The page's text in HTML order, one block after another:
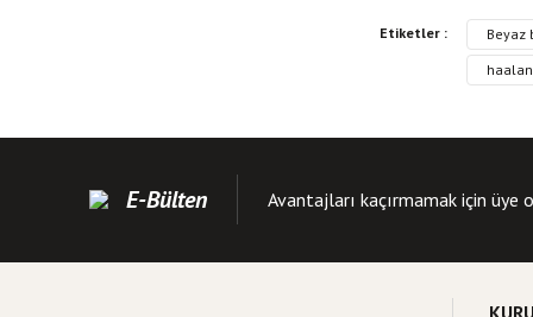
Bu kitabın fiyat bilgisi,
Görüş ve önerileriniz
Kitap bilgilerinde
Kitap fiyatı diğer
Etiketler : Beyaz
E-Bülten Avantajları kaçırmamak için üye